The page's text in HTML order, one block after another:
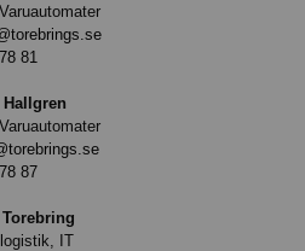
81
Hallgren
87
logistik, IT